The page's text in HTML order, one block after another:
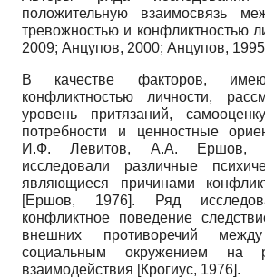
положительную взаимосвязь
тревожностью и конфликтностью
2009; Анцупов, 2000; Анцупов, 1995
В качестве факторов,
конфликтностью личности,
уровень притязаний,
потребности и ценностные
И.Ф. Левитов, А.А. Ершов,
исследовали различные
являющиеся причинами
[Ершов, 1976]. Ряд
конфликтное поведение
внешних противоречий
социальным окружением на
взаимодействия [Крогиус, 1976].